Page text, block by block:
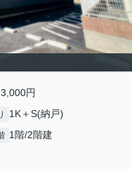
円
1K＋S(納戸)
1階/2階建